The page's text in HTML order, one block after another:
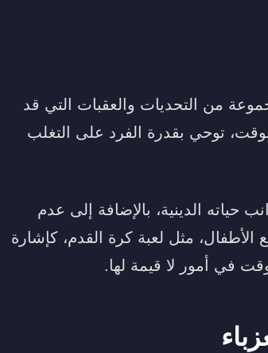
من التحديات والعقبات التي قد
توحي بقدرة الفرد على التغلب
الدينية، بالإضافة إلى عدم
الأطفال، مثل لعبة كرة القدم، كإشارة
في أمور لا قيمة لها.